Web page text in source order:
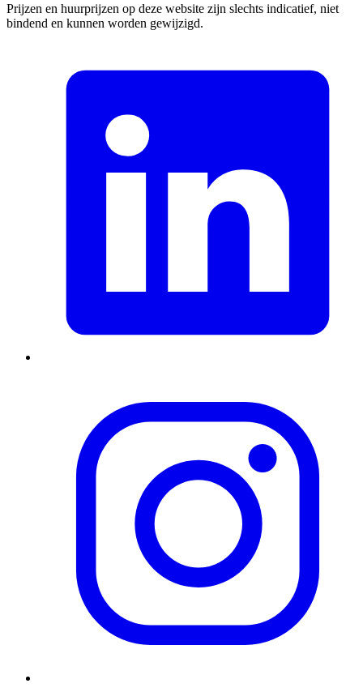
Prijzen en huurprijzen op deze website zijn slechts indicatief, niet
bindend en kunnen worden gewijzigd.